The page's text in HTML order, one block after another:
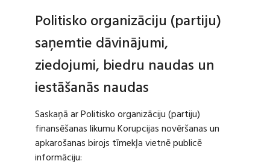
Politisko organizāciju (partiju)
saņemtie dāvinājumi,
ziedojumi, biedru naudas un
iestāšanās naudas
Saskaņā ar Politisko organizāciju (partiju)
finansēšanas likumu Korupcijas novēršanas un
apkarošanas birojs tīmekļa vietnē publicē
informāciju: